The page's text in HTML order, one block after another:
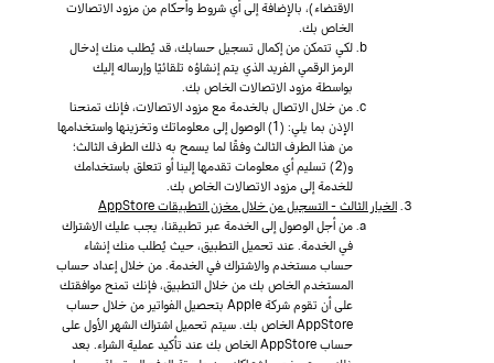
الاقتضاء)، بالإضافة إلى أي شروط وأحكام من مزود الاتصالات
الخاص بك.
لكي تتمكن من إكمال تسجيل حسابك، قد يُطلب منك إدخال
الرمز الرقمي الفريد الذي يتم إنشاؤه تلقائيًا وإرساله إليك
بواسطة مزود الاتصالات الخاص بك.
من خلال الاتصال بالخدمة مع مزود الاتصالات، فإنك تمنحنا
الإذن بما يلي: (1) الوصول إلى معلوماتك وتخزينها واستخدامها
من هذا الطرف الثالث وفقًا لما يسمح به ذلك الطرف الثالث؛
و(2) تسليم أي معلومات تقدمها إلينا أو تتعلق باستخدامك
للخدمة إلى مزود الاتصالات الخاص بك.
الخيار الثالث - التسجيل من خلال مخزن التطبيقات AppStore
من أجل الوصول إلى الخدمة عبر تطبيقنا، يجب عليك الاشتراك
في الخدمة. عند تحميل التطبيق، حيث يُطلب منك إنشاء
حساب مستخدم والاشتراك في الخدمة. من خلال إعداد حساب
المستخدم الخاص بك من خلال التطبيق، فإنك تمنح موافقتك
على أن تقوم شركة Apple بتحصيل الفواتير من خلال حساب
AppStore الخاص بك. سيتم تحميل اشتراك الشهر الأول على
حساب AppStore الخاص بك عند تأكيد عملية الشراء. بعد